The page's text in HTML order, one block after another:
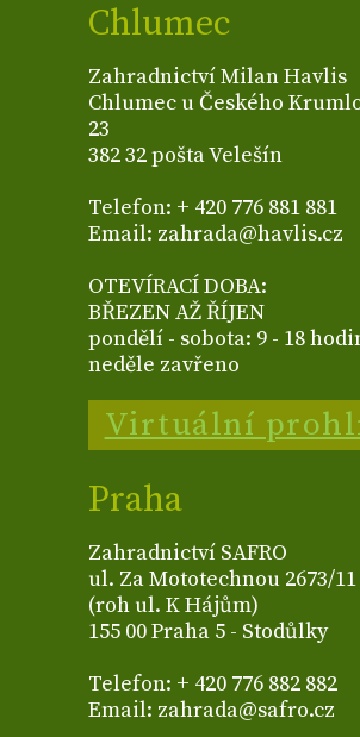
Chlumec
Zahradnictví Milan Havlis
Chlumec u Českého
23
382 32 pošta Velešín
Telefon: + 420 776 881 881
Email: zahrada@havlis.cz
OTEVÍRACÍ DOBA:
BŘEZEN AŽ ŘÍJEN
pondělí - sobota: 9 - 18
neděle zavřeno
Virtuální
Praha
Zahradnictví SAFRO
ul. Za Mototechnou 2673/11
(roh ul. K Hájům)
155 00 Praha 5 - Stodůlky
Telefon: + 420 776 882 882
Email: zahrada@safro.cz